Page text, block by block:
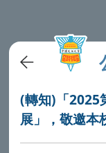
(轉知)「2025
展」，敬邀本